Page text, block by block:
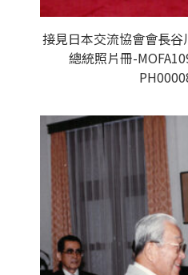
接見日本交流協會會長
總統照片冊-